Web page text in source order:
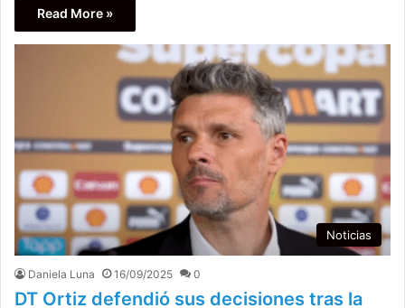
Read More »
Noticias
Daniela Luna 16/09/2025 0
DT Ortiz defendió sus decisiones tras la